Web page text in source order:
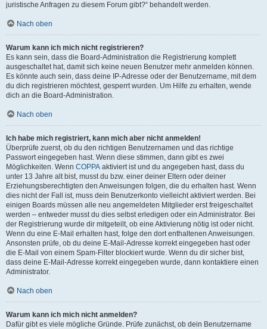
juristische Anfragen zu diesem Forum gibt?“ behandelt werden.
Nach oben
Warum kann ich mich nicht registrieren?
Es kann sein, dass die Board-Administration die Registrierung komplett
ausgeschaltet hat, damit sich keine neuen Benutzer mehr anmelden können.
Es könnte auch sein, dass deine IP-Adresse oder der Benutzername, mit dem
du dich registrieren möchtest, gesperrt wurden. Um Hilfe zu erhalten, wende
dich an die Board-Administration.
Nach oben
Ich habe mich registriert, kann mich aber nicht anmelden!
Überprüfe zuerst, ob du den richtigen Benutzernamen und das richtige
Passwort eingegeben hast. Wenn diese stimmen, dann gibt es zwei
Möglichkeiten. Wenn COPPA aktiviert ist und du angegeben hast, dass du
unter 13 Jahre alt bist, musst du bzw. einer deiner Eltern oder deiner
Erziehungsberechtigten den Anweisungen folgen, die du erhalten hast. Wenn
dies nicht der Fall ist, muss dein Benutzerkonto vielleicht aktiviert werden. Bei
einigen Boards müssen alle neu angemeldeten Mitglieder erst freigeschaltet
werden – entweder musst du dies selbst erledigen oder ein Administrator. Bei
der Registrierung wurde dir mitgeteilt, ob eine Aktivierung nötig ist oder nicht.
Wenn du eine E-Mail erhalten hast, folge den dort enthaltenen Anweisungen.
Ansonsten prüfe, ob du deine E-Mail-Adresse korrekt eingegeben hast oder
die E-Mail von einem Spam-Filter blockiert wurde. Wenn du dir sicher bist,
dass deine E-Mail-Adresse korrekt eingegeben wurde, dann kontaktiere einen
Administrator.
Nach oben
Warum kann ich mich nicht anmelden?
Dafür gibt es viele mögliche Gründe. Prüfe zunächst, ob dein Benutzername